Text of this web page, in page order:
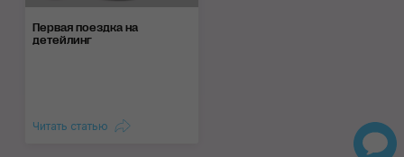
Первая поездка на
детейлинг
Читать статью